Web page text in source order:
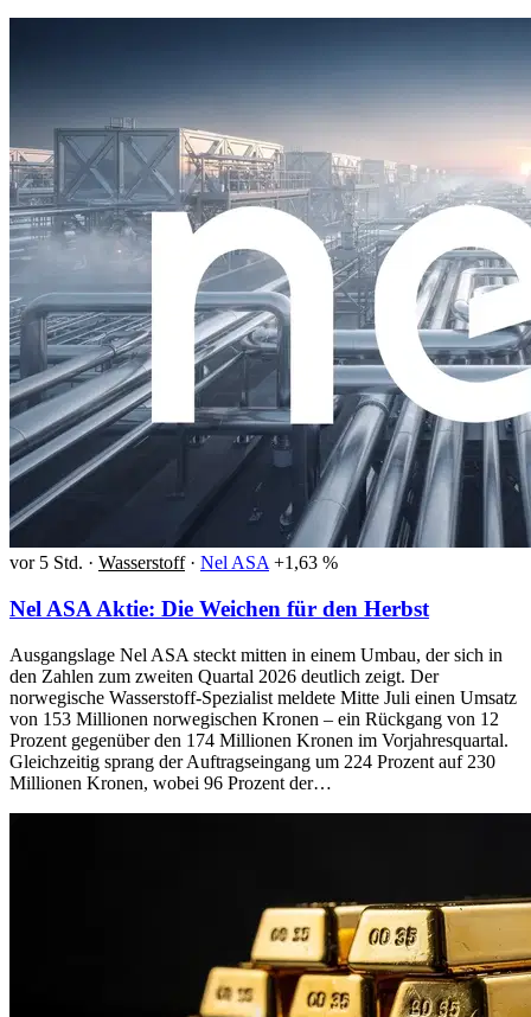
vor 5 Std. · Wasserstoff · Nel ASA +1,63 %
Nel ASA Aktie: Die Weichen für den Herbst
Ausgangslage Nel ASA steckt mitten in einem Umbau, der sich in
den Zahlen zum zweiten Quartal 2026 deutlich zeigt. Der
norwegische Wasserstoff-Spezialist meldete Mitte Juli einen Umsatz
von 153 Millionen norwegischen Kronen – ein Rückgang von 12
Prozent gegenüber den 174 Millionen Kronen im Vorjahresquartal.
Gleichzeitig sprang der Auftragseingang um 224 Prozent auf 230
Millionen Kronen, wobei 96 Prozent der…